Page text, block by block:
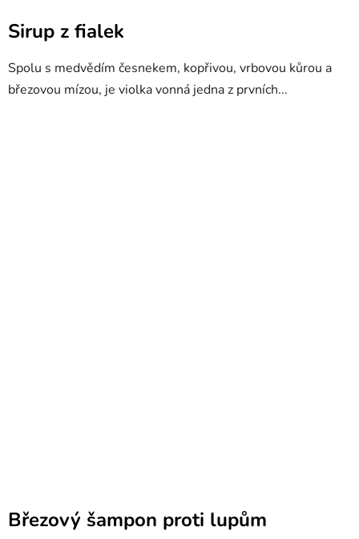
Sirup z fialek
Spolu s medvědím česnekem, kopřivou, vrbovou kůrou a
březovou mízou, je violka vonná jedna z prvních...
Březový šampon proti lupům